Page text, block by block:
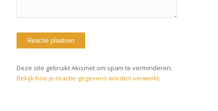
Deze site gebruikt Akismet om spam te verminderen.
Bekijk hoe je reactie-gegevens worden verwerkt.